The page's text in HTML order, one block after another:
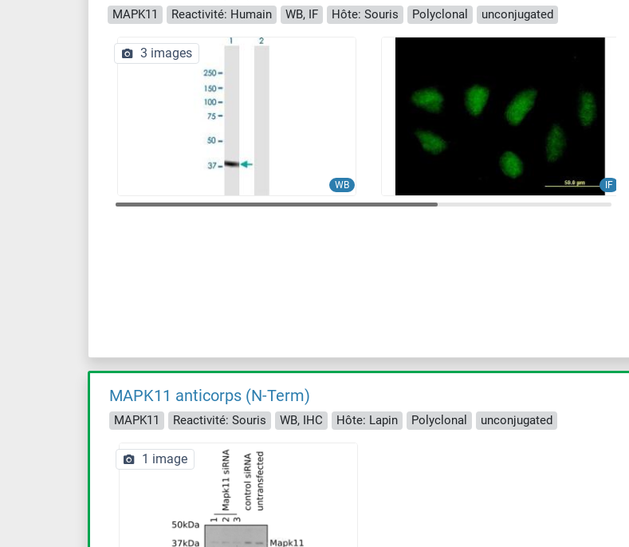
MAPK11 Reactivité: Humain WB, IF Hôte: Souris Polyclonal unconjugated
WB IF
3 images
MAPK11 anticorps (N-Term)
MAPK11 Reactivité: Souris WB, IHC Hôte: Lapin Polyclonal unconjugated
1 image